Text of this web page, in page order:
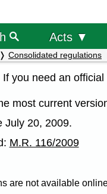
Acts ▼
Consolidated regulations
If you need an
most current
July 20, 2009.
M.R. 116/2009
are not available